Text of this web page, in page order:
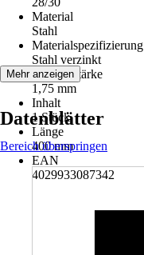
Material
Stahl
Materialspezifizierung
Stahl verzinkt
Materialstärke
1,75 mm
Inhalt
1 Stück
Länge
400 mm
EAN
4029933087342
Mehr anzeigen
Datenblätter
Bereich überspringen